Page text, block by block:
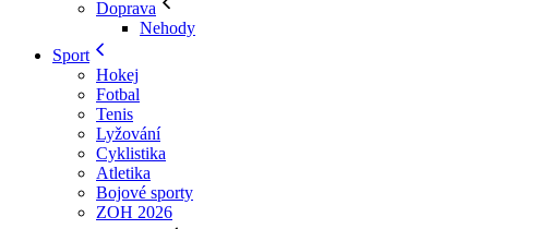
Doprava
Nehody
Sport
Hokej
Fotbal
Tenis
Lyžování
Cyklistika
Atletika
Bojové sporty
ZOH 2026